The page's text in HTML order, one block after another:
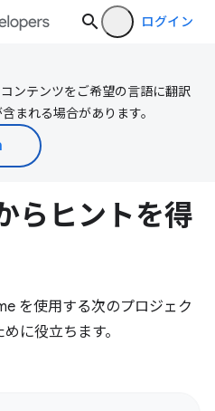
ログイン
ンテンツをご希望の言語に翻訳
まれる場合があります。
らヒントを得
を使用する次のプロジェク
に役立ちます。